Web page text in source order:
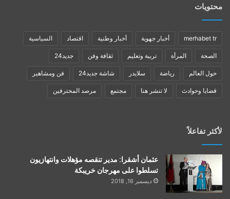
محتويات
merhabet tr أخبار جهوية أخبار وطنية اقتصاد السياسية
الصحة المرأة تربية وتعليم ثقافة وفن جديد24
حول العالم رياضة سلايدر شاشة جديد24 فن ومشاهير
قضايا وحوادث لا تنشر هنا مجتمع مرصد المحترفين
لأكثر تفاعلاً
عثمان أشقرا: مدير تنقصه مؤهلات وانتهازيون
تسلطوا على مهرجان خريبكة
ديسمبر 16, 2018